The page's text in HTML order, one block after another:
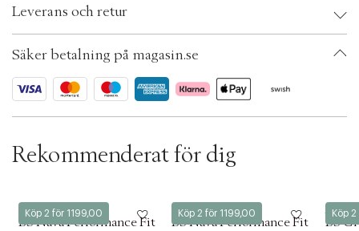
t
o
n
EAN: 5714606536447
Ax numbers: 07017803, 07017804, 07017801, 07017802
ID: BQZH81-00PX
Leverans och retur
Säker betalning på magasin.se
Rekommenderat för dig
Köp 2 för 1199,00
Bruun & Stengade
BS Nava Performance Fit
Köp 2 för 1199,00
Bruun & Stengade
BS Nava Performance Fit
Köp
Bruun
BS